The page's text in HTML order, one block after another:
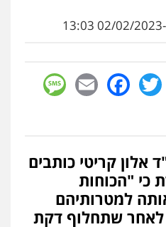
WhatsApp
Twitter
Facebook
Email
אלון קריטי כותבים
כי "הכוחות
למטרותיהם
לאחר שתחלוף דקת